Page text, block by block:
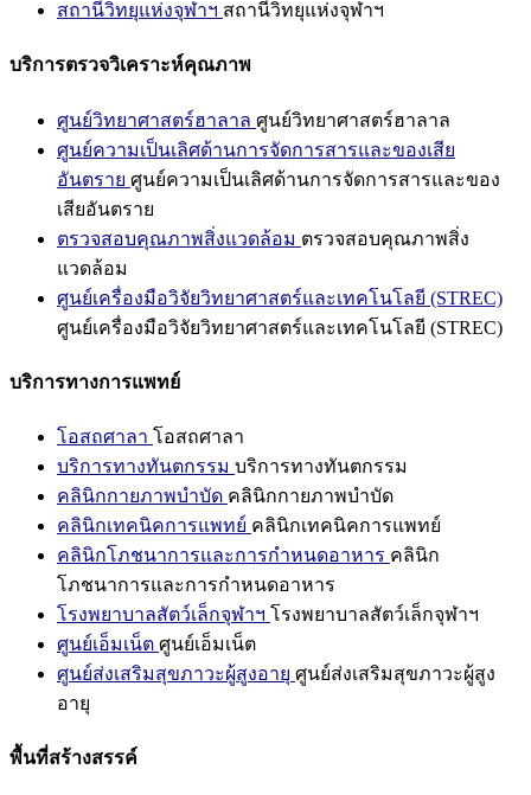
สถานีวิทยุแห่งจุฬาฯ สถานีวิทยุแห่งจุฬาฯ
บริการตรวจวิเคราะห์คุณภาพ
ศูนย์วิทยาศาสตร์ฮาลาล ศูนย์วิทยาศาสตร์ฮาลาล
ศูนย์ความเป็นเลิศด้านการจัดการสารและของเสีย
อันตราย ศูนย์ความเป็นเลิศด้านการจัดการสารและของ
เสียอันตราย
ตรวจสอบคุณภาพสิ่งแวดล้อม ตรวจสอบคุณภาพสิ่ง
แวดล้อม
ศูนย์เครื่องมือวิจัยวิทยาศาสตร์และเทคโนโลยี (STREC)
ศูนย์เครื่องมือวิจัยวิทยาศาสตร์และเทคโนโลยี (STREC)
บริการทางการแพทย์
โอสถศาลา โอสถศาลา
บริการทางทันตกรรม บริการทางทันตกรรม
คลินิกกายภาพบำบัด คลินิกกายภาพบำบัด
คลินิกเทคนิคการแพทย์ คลินิกเทคนิคการแพทย์
คลินิกโภชนาการและการกำหนดอาหาร คลินิก
โภชนาการและการกำหนดอาหาร
โรงพยาบาลสัตว์เล็กจุฬาฯ โรงพยาบาลสัตว์เล็กจุฬาฯ
ศูนย์เอ็มเน็ต ศูนย์เอ็มเน็ต
ศูนย์ส่งเสริมสุขภาวะผู้สูงอายุ ศูนย์ส่งเสริมสุขภาวะผู้สูง
อายุ
พื้นที่สร้างสรรค์